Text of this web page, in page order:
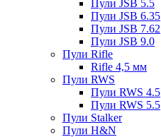
Пули JSB 5.5
Пули JSB 6.35
Пули JSB 7.62
Пули JSB 9.0
Пули Rifle
Rifle 4,5 мм
Пули RWS
Пули RWS 4.5
Пули RWS 5.5
Пули Stalker
Пули H&N